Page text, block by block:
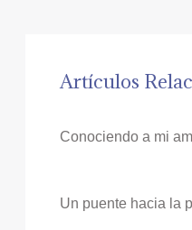
Artículos
Conociendo a mi
Un puente hacia la